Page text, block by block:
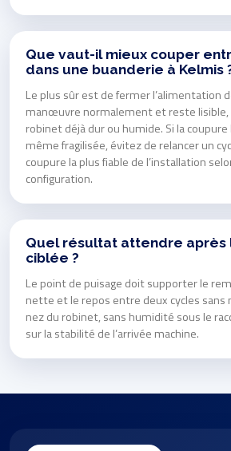
Que vaut-il mieux couper
dans une buanderie à Kelmis
Le plus sûr est de fermer l’alimentation
manœuvre normalement et reste lisible,
robinet déjà dur ou humide. Si la
même fragilisée, évitez de relancer un
coupure la plus fiable de l’installation
configuration.
Quel résultat attendre après
ciblée ?
Le point de puisage doit supporter le
nette et le repos entre deux cycles sans
nez du robinet, sans humidité sous le
sur la stabilité de l’arrivée machine.